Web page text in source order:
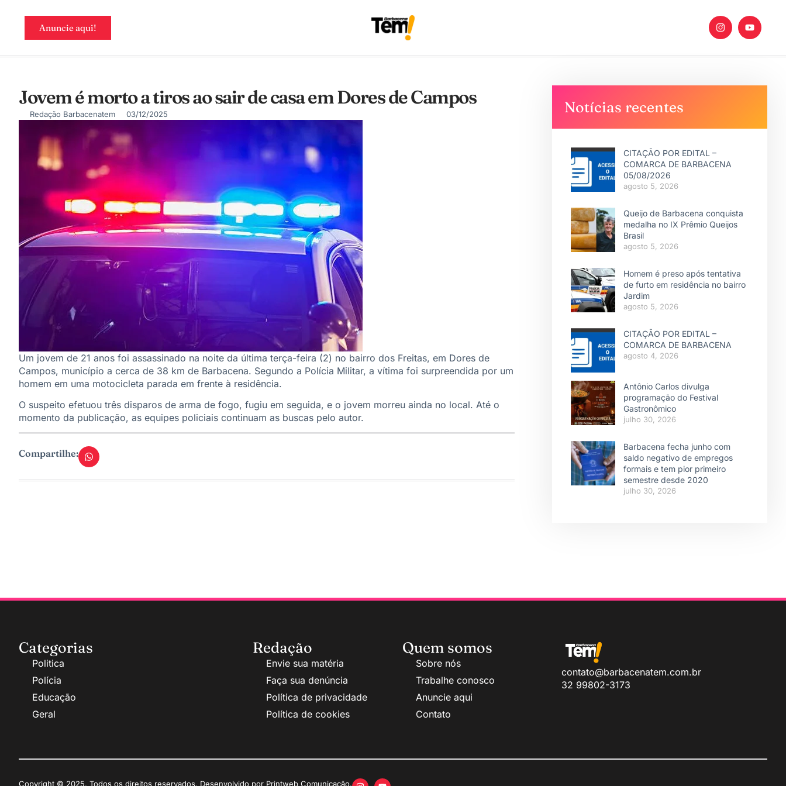
Anuncie aqui!
Jovem é morto a tiros ao sair de casa em Dores de Campos
Redação Barbacenatem 03/12/2025
Um jovem de 21 anos foi assassinado na noite da última terça-feira (2) no bairro dos Freitas, em Dores de
Campos, município a cerca de 38 km de Barbacena. Segundo a Polícia Militar, a vítima foi surpreendida por um
homem em uma motocicleta parada em frente à residência.
O suspeito efetuou três disparos de arma de fogo, fugiu em seguida, e o jovem morreu ainda no local. Até o
momento da publicação, as equipes policiais continuam as buscas pelo autor.
Compartilhe:
Notícias recentes
CITAÇÃO POR EDITAL –
COMARCA DE BARBACENA
05/08/2026
agosto 5, 2026
Queijo de Barbacena conquista
medalha no IX Prêmio Queijos
Brasil
agosto 5, 2026
Homem é preso após tentativa
de furto em residência no bairro
Jardim
agosto 5, 2026
CITAÇÃO POR EDITAL –
COMARCA DE BARBACENA
agosto 4, 2026
Antônio Carlos divulga
programação do Festival
Gastronômico
julho 30, 2026
Barbacena fecha junho com
saldo negativo de empregos
formais e tem pior primeiro
semestre desde 2020
julho 30, 2026
Categorias
Politica
Polícia
Educação
Geral
Redação
Envie sua matéria
Faça sua denúncia
Política de privacidade
Política de cookies
Quem somos
Sobre nós
Trabalhe conosco
Anuncie aqui
Contato
contato@barbacenatem.com.br
32 99802-3173
Copyright © 2025. Todos os direitos reservados. Desenvolvido por Printweb Comunicação.